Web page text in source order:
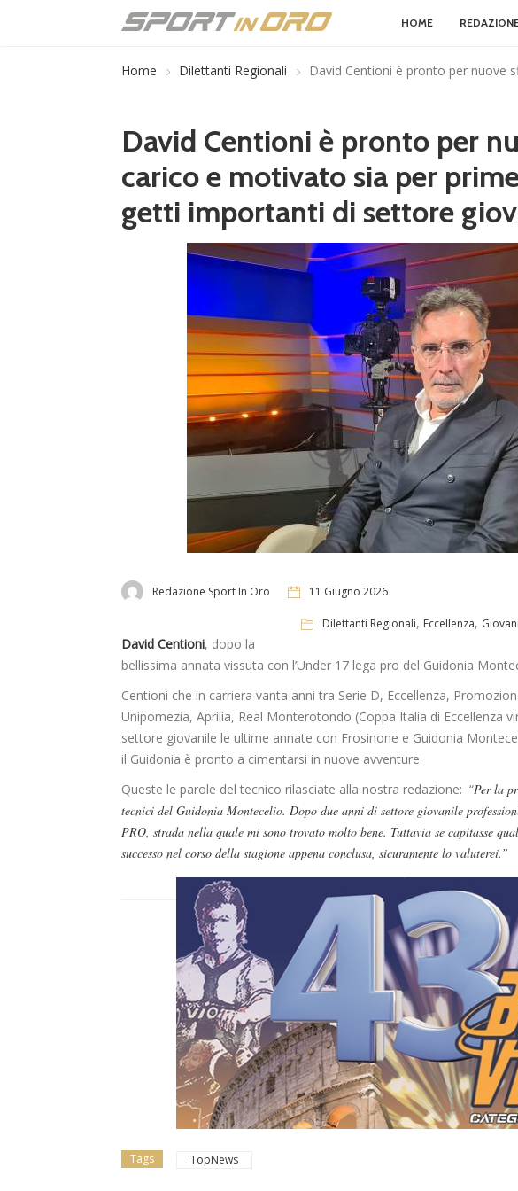
HOME
Home Dilettanti Regionali David Centioni è pronto per nuove
David Centioni è pronto per
carico e motivato sia per
getti importanti di settore
Redazione Sport In Oro 11 Giugno 2026
Dilettanti Regionali, Eccellenza,
David Centioni, dopo la
bellissima annata vissuta con l’Under 17 lega pro del Guidonia
Centioni che in carriera vanta anni tra Serie D, Eccellenza,
Unipomezia, Aprilia, Real Monterotondo (Coppa Italia di Eccellenza
settore giovanile le ultime annate con Frosinone e Guidonia
il Guidonia è pronto a cimentarsi in nuove avventure.
Queste le parole del tecnico rilasciate alla nostra redazione: “Per la
tecnici del Guidonia Montecelio. Dopo due anni di settore giovanile
PRO, strada nella quale mi sono trovato molto bene. Tuttavia se capitasse
successo nel corso della stagione appena conclusa, sicuramente lo valuterei.”
Tags TopNews
Dilettanti
to